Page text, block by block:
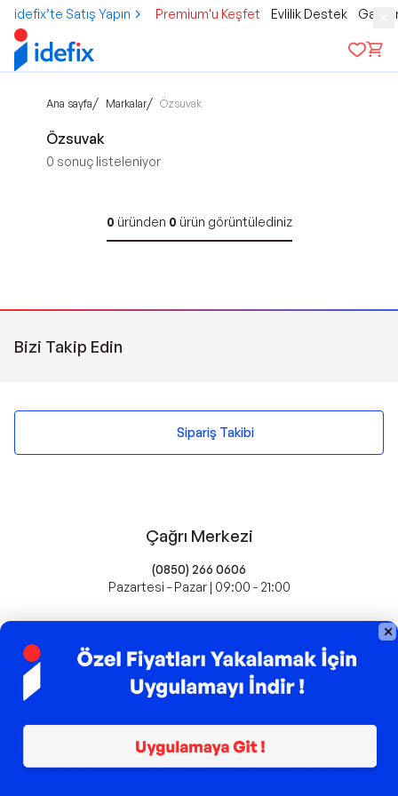
idefix’te Satış Yapın Premium'u Keşfet Evlilik Destek
Ana sayfa/ Markalar/ Özsuvak
Özsuvak
0 sonuç listeleniyor
0 üründen 0 ürün görüntülediniz
Bizi Takip Edin
Popüler Markalar
Farmasi
Xiaomi
Lavazza
Fashcolle
Pro Plan
Sipariş Takibi
Çağrı Merkezi
(0850) 266 0606
Pazartesi - Pazar | 09:00 - 21:00